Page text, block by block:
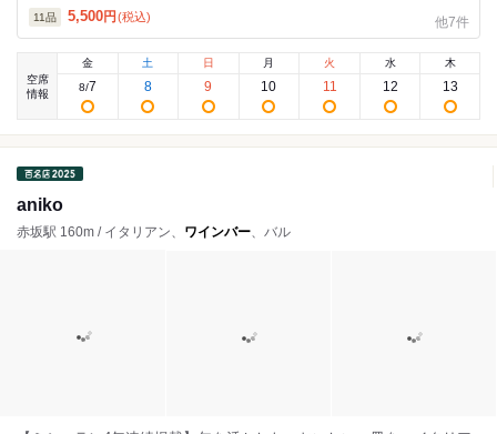
11品 5,500円 (税込) 他7件
空席
情報
金
8/7
土
8
日
9
月
10
火
11
水
12
木
13
aniko
赤坂駅 160m / イタリアン、 ワインバー、バル